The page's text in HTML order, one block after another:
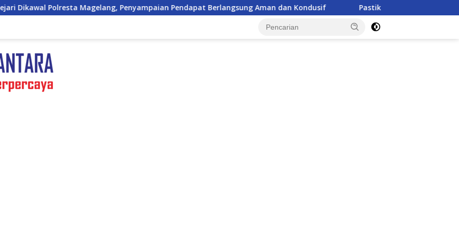
Penyampaian Pendapat Berlangsung Aman dan Kondusif Pastikan Peralatan dan Personel Siap Siaga,